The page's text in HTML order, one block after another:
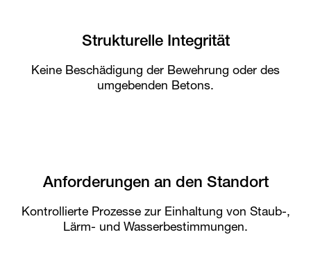
Strukturelle Integrität
Keine Beschädigung der Bewehrung oder des
umgebenden Betons.
Anforderungen an den Standort
Kontrollierte Prozesse zur Einhaltung von Staub-,
Lärm- und Wasserbestimmungen.